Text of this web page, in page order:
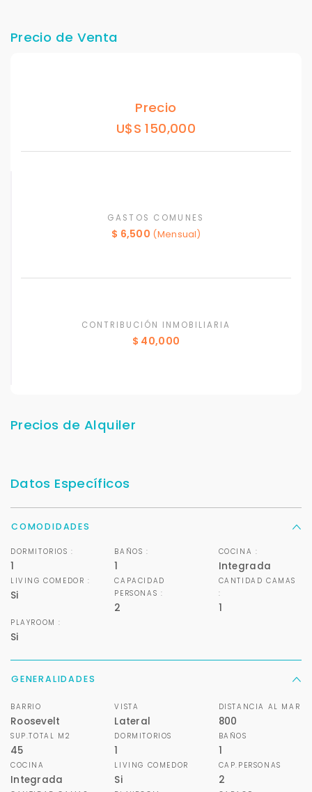
Precio de Venta
Precio
U$S 150,000
GASTOS COMUNES
$ 6,500 (Mensual)
CONTRIBUCIÓN INMOBILIARIA
$ 40,000
Precios de Alquiler
Datos Específicos
COMODIDADES
DORMITORIOS :
1
BAÑOS :
1
COCINA :
Integrada
LIVING COMEDOR :
Si
CAPACIDAD
PERSONAS :
2
CANTIDAD CAMAS
:
1
PLAYROOM :
Si
GENERALIDADES
BARRIO
Roosevelt
VISTA
Lateral
DISTANCIA AL MAR
800
SUP.TOTAL M2
45
DORMITORIOS
1
BAÑOS
1
COCINA
Integrada
LIVING COMEDOR
Si
CAP.PERSONAS
2